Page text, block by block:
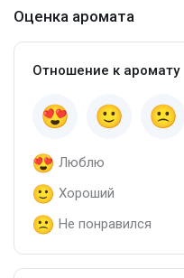
Оценка аромата
Отношение к аромату
Люблю
Хороший
Не понравился